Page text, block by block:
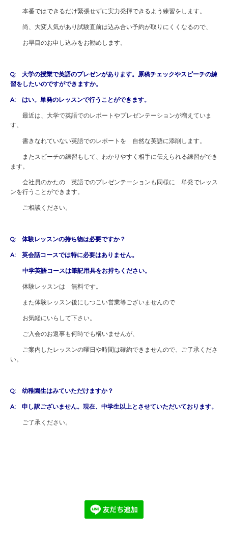
本番ではできるだけ緊張せずに実力発揮できるよう練習をします。
尚、大変人気があり試験直前は込み合い予約が取りにくくなるので、
お早目のお申し込みをお勧めします。
Q: 大学の授業で英語のプレゼンがあります。原稿チェックやスピーチの練
習をしたいのですができますか。
A: はい。単発のレッスンで行うことができます。
最近は、大学で英語でのレポートやプレゼンテーションが増えていま
す。
書きなれていない英語でのレポートを 自然な英語に添削します。
またスピーチの練習もして、わかりやすく相手に伝えられる練習ができ
ます。
会社員のかたの 英語でのプレゼンテーションも同様に 単発でレッス
ンを行うことができます。
ご相談ください。
Q: 体験レッスンの持ち物は必要ですか？
A: 英会話コースでは特に必要はありません。
中学英語コースは筆記用具をお持ちください。
体験レッスンは 無料です。
また体験レッスン後にしつこい営業等ございませんので
お気軽にいらして下さい。
ご入会のお返事も何時でも構いませんが、
ご案内したレッスンの曜日や時間は確約できませんので、ご了承くださ
い。
Q: 幼稚園生はみていただけますか？
A: 申し訳ございません。現在、中学生以上とさせていただいております。
ご了承ください。